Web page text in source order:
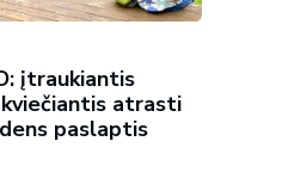
įtraukiantis
atrasti
paslaptis